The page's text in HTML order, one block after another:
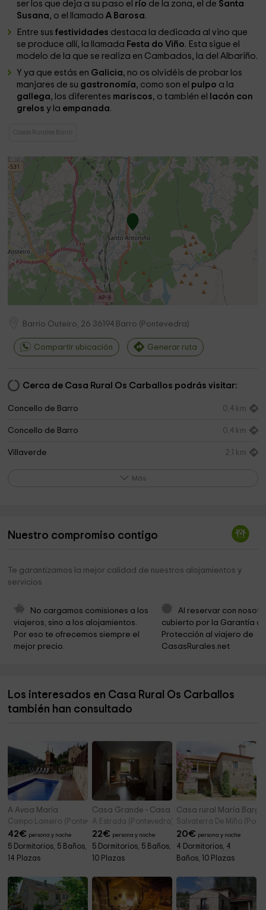
ser los que deja a su paso el río de la zona, el de Santa
Susana, o el llamadoA Barosa.
Entre susfestividades destaca la dedicada al vino que
se produce allí, la llamada Festa do Viño. Esta sigue el
modelo de la que se realiza en Cambados, la del Albariño.
Y ya que estás en Galicia, no os olvidéis de probar los
manjares de su gastronomía, como son el pulpo a la
gallega, los diferentes mariscos, o también el
lacón con
grelosy la empanada.
Casas Rurales Barro
Barrio Outeiro, 26 36194 Barro ( Pontevedra)
Compartir ubicación Generar ruta
Cerca de Casa Rural Os Carballos podrás visitar:
Concello de Barro 0,4 km
Concello de Barro 0,4 km
Villaverde 2,1 km
Iglesia de San Lorenzo de Nogueira 4,6 km
Molinos De O Roxedoiro
Fervenza da Freixa
Castro de Romai Vello
Verducido de Xeve, Rozas 5,2 km
Ermida de San Gregorio 5,5 km
Más
Nuestro compromiso contigo
Te garantizamos la mejor calidad de nuestros alojamientos y
servicios
No cargamos comisiones a los
viajeros, sino a los alojamientos.
Por eso te ofrecemos siempre el
mejor precio.
Al reservar con
cubierto por la Garantía
Protección al viajero de
CasasRurales.net
Los interesados en Casa Rural Os Carballos
también han consultado
A Avoa María
Campo Lameiro (Pontevedra)
42€ persona y noche
5 Dormitorios, 5 Baños,
14 Plazas
Casa Grande - Casa de Brea
A Estrada (Pontevedra)
22€ persona y noche
5 Dormitorios, 5 Baños,
10 Plazas
Casa rural María
Salvaterra De Miño
20€ persona y noche
4 Dormitorios, 4
Baños, 10 Plazas